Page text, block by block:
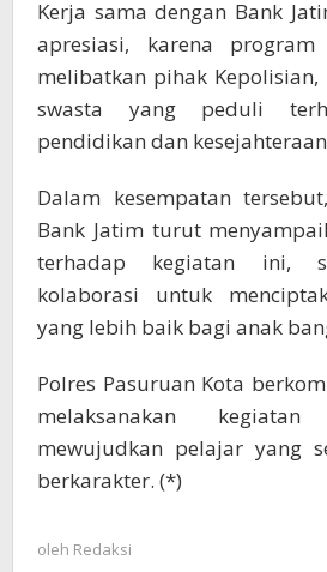
Kerja sama dengan Bank
apresiasi, karena
melibatkan pihak
swasta yang peduli
pendidikan dan
Dalam kesempatan
Bank Jatim turut
terhadap kegiatan ini,
kolaborasi untuk
yang lebih baik bagi anak
Polres Pasuruan Kota
melaksanakan
mewujudkan pelajar yang
berkarakter. (*)
oleh Redaksi